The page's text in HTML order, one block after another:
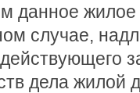
данное
случае,
дела жилой